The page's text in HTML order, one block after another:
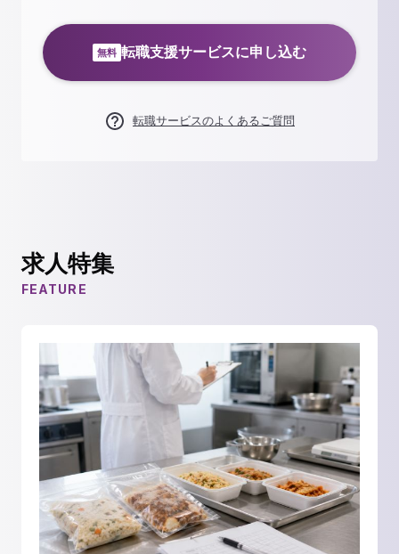
無料 転職支援サービスに申し込む
転職サービスのよくあるご質問
求人特集
FEATURE